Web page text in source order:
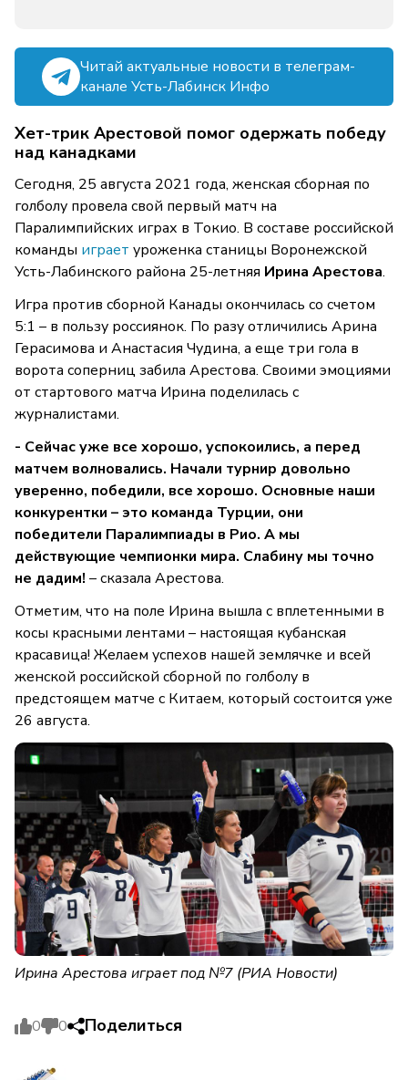
Читай актуальные новости в телеграм-
канале Усть-Лабинск Инфо
Хет-трик Арестовой помог одержать победу
над канадками
Сегодня, 25 августа 2021 года, женская сборная по
голболу провела свой первый матч на
Паралимпийских играх в Токио. В составе российской
команды играет уроженка станицы Воронежской
Усть-Лабинского района 25-летняя Ирина Арестова.
Игра против сборной Канады окончилась со счетом
5:1 – в пользу россиянок. По разу отличились Арина
Герасимова и Анастасия Чудина, а еще три гола в
ворота соперниц забила Арестова. Своими эмоциями
от стартового матча Ирина поделилась с
журналистами.
- Сейчас уже все хорошо, успокоились, а перед
матчем волновались. Начали турнир довольно
уверенно, победили, все хорошо. Основные наши
конкурентки – это команда Турции, они
победители Паралимпиады в Рио. А мы
действующие чемпионки мира. Слабину мы точно
не дадим! – сказала Арестова.
Отметим, что на поле Ирина вышла с вплетенными в
косы красными лентами – настоящая кубанская
красавица! Желаем успехов нашей землячке и всей
женской российской сборной по голболу в
предстоящем матче с Китаем, который состоится уже
26 августа.
Ирина Арестова играет под №7 (РИА Новости)
0 0 Поделиться